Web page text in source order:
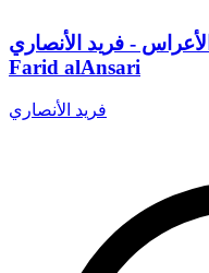
- فريد الأنصاري
Farid alAnsari
فريد الأنصاري